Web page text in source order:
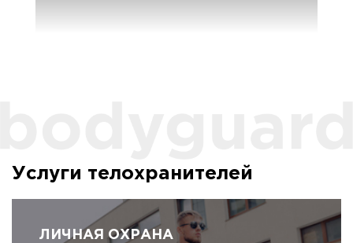
Услуги телохранителей
ЛИЧНАЯ ОХРАНА